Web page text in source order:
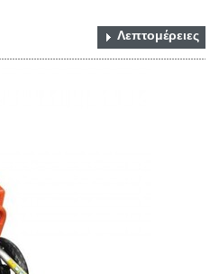
Λεπτομέρειες